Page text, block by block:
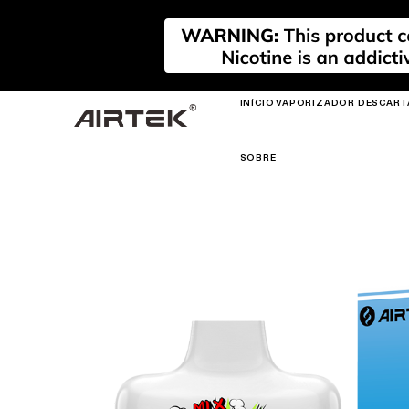
INÍCIO VAPORIZADOR
SOBRE
PRIME
AIRPLAY REFILLABLE